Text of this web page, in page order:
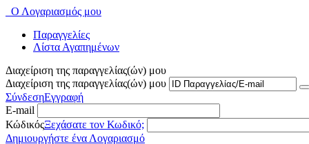
Ο Λογαριασμός μου
Παραγγελίες
Λίστα Αγαπημένων
Διαχείριση της παραγγελίας(ών) μου
Διαχείριση της παραγγελίας(ών) μου
ΣύνδεσηΕγγραφή
E-mail
ΚώδικόςΞεχάσατε τον Κωδικό;
Δημιουργήστε ένα Λογαριασμό